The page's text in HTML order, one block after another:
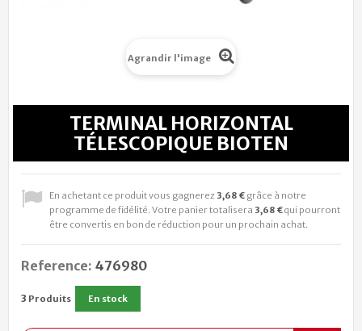
Agrandir l'image
TERMINAL HORIZONTAL
TÉLESCOPIQUE BIOTEN
En achetant ce produit vous gagnerez 3,68 € grâce à notre
programme de fidélité. Votre panier totalisera 3,68 €qui pourront
être convertis en bon de réduction pour un prochain achat.
Reference: 476980
3 Produits En stock